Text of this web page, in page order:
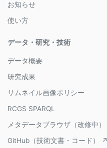
お知らせ
使い方
データ・研究・技術
データ概要
研究成果
サムネイル画像ポリシー
RCGS SPARQL
メタデータブラウザ（改修中）
GitHub（技術文書・コード） ↗